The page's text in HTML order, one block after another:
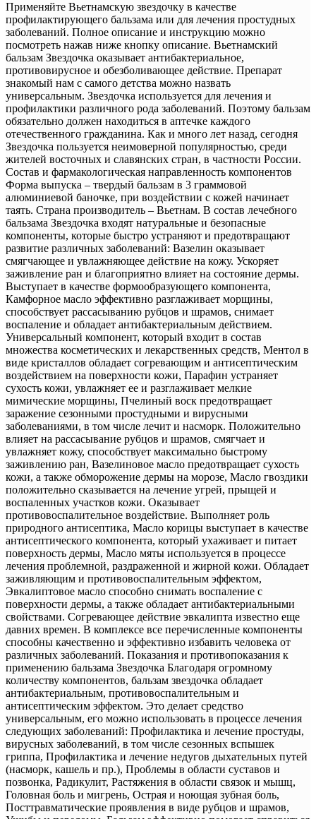
Применяйте Вьетнамскую звездочку в качестве
профилактирующего бальзама или для лечения простудных
заболеваний. Полное описание и инструкцию можно
посмотреть нажав ниже кнопку описание. Вьетнамский
бальзам Звездочка оказывает антибактериальное,
противовирусное и обезболивающее действие. Препарат
знакомый нам с самого детства можно назвать
универсальным. Звездочка используется для лечения и
профилактики различного рода заболеваний. Поэтому бальзам
обязательно должен находиться в аптечке каждого
отечественного гражданина. Как и много лет назад, сегодня
Звездочка пользуется неимоверной популярностью, среди
жителей восточных и славянских стран, в частности России.
Состав и фармакологическая направленность компонентов
Форма выпуска – твердый бальзам в 3 граммовой
алюминиевой баночке, при воздействии с кожей начинает
таять. Страна производитель – Вьетнам. В состав лечебного
бальзама Звездочка входят натуральные и безопасные
компоненты, которые быстро устраняют и предотвращают
развитие различных заболеваний: Вазелин оказывает
смягчающее и увлажняющее действие на кожу. Ускоряет
заживление ран и благоприятно влияет на состояние дермы.
Выступает в качестве формообразующего компонента,
Камфорное масло эффективно разглаживает морщины,
способствует рассасыванию рубцов и шрамов, снимает
воспаление и обладает антибактериальным действием.
Универсальный компонент, который входит в состав
множества косметических и лекарственных средств, Ментол в
виде кристаллов обладает согревающим и антисептическим
воздействием на поверхности кожи, Парафин устраняет
сухость кожи, увлажняет ее и разглаживает мелкие
мимические морщины, Пчелиный воск предотвращает
заражение сезонными простудными и вирусными
заболеваниями, в том числе лечит и насморк. Положительно
влияет на рассасывание рубцов и шрамов, смягчает и
увлажняет кожу, способствует максимально быстрому
заживлению ран, Вазелиновое масло предотвращает сухость
кожи, а также обморожение дермы на морозе, Масло гвоздики
положительно сказывается на лечение угрей, прыщей и
воспаленных участков кожи. Оказывает
противовоспалительное воздействие. Выполняет роль
природного антисептика, Масло корицы выступает в качестве
антисептического компонента, который ухаживает и питает
поверхность дермы, Масло мяты используется в процессе
лечения проблемной, раздраженной и жирной кожи. Обладает
заживляющим и противовоспалительным эффектом,
Эвкалиптовое масло способно снимать воспаление с
поверхности дермы, а также обладает антибактериальными
свойствами. Согревающее действие эвкалипта известно еще
давних времен. В комплексе все перечисленные компоненты
способны качественно и эффективно избавить человека от
различных заболеваний. Показания и противопоказания к
применению бальзама Звездочка Благодаря огромному
количеству компонентов, бальзам звездочка обладает
антибактериальным, противовоспалительным и
антисептическим эффектом. Это делает средство
универсальным, его можно использовать в процессе лечения
следующих заболеваний: Профилактика и лечение простуды,
вирусных заболеваний, в том числе сезонных вспышек
гриппа, Профилактика и лечение недугов дыхательных путей
(насморк, кашель и пр.), Проблемы в области суставов и
позвонка, Радикулит, Растяжения в области связок и мышц,
Головная боль и мигрень, Острая и ноющая зубная боль,
Посттравматические проявления в виде рубцов и шрамов,